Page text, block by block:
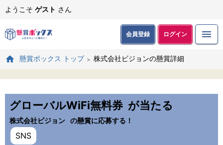
ようこそ ゲスト さん
会員登録 ログイン
懸賞ボックス トップ 株式会社ビジョンの懸賞詳細
グローバルWiFi無料券 が当たる
株式会社ビジョン の懸賞に応募する！
SNS